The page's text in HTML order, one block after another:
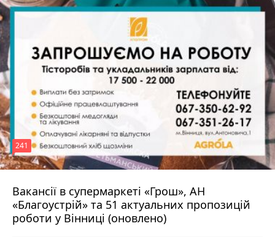
Вакансії в супермаркеті «Грош», АН
«Благоустрій» та 51 актуальних пропозицій
роботи у Вінниці (оновлено)
241
4 серпня 2026 р.